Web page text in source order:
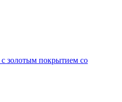
с золотым покрытием cо